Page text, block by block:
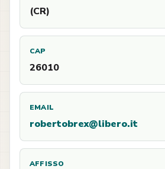
(CR)
CAP
26010
EMAIL
robertobrex@libero.it
AFFISSO